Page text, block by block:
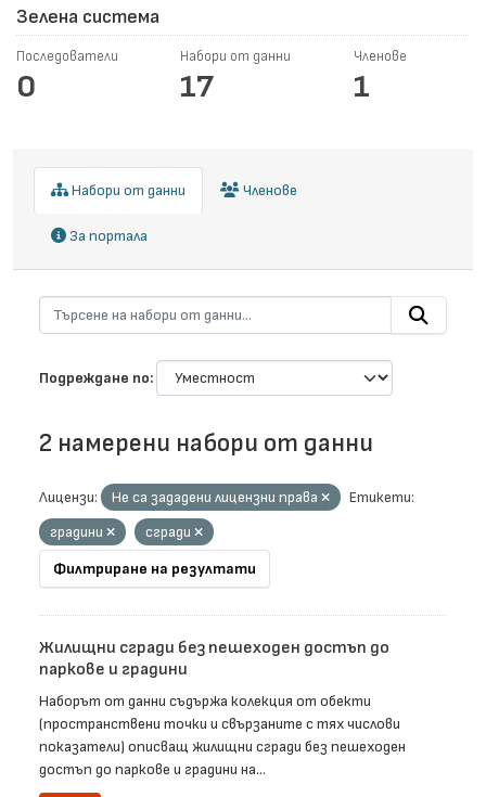
Зелена система
Последователи
0
Набори от данни
17
Членове
1
Набори от данни Членове
За портала
Подреждане по
2 намерени набори от данни
Лицензи: Не са зададени лицензни права
Етикети:
градини
сгради
Филтриране на резултати
Жилищни сгради без пешеходен достъп до
паркове и градини
Наборът от данни съдържа колекция от обекти
(пространствени точки и свързаните с тях числови
показатели) описващ жилищни сгради без пешеходен
достъп до паркове и градини на...